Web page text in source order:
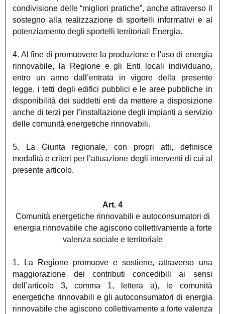
condivisione delle “migliori pratiche”, anche attraverso il
sostegno alla realizzazione di sportelli informativi e al
potenziamento degli sportelli territoriali Energia.
4. Al fine di promuovere la produzione e l'uso di energia
rinnovabile, la Regione e gli Enti locali individuano,
entro un anno dall’entrata in vigore della presente
legge, i tetti degli edifici pubblici e le aree pubbliche in
disponibilità dei suddetti enti da mettere a disposizione
anche di terzi per l’installazione degli impianti a servizio
delle comunità energetiche rinnovabili.
5. La Giunta regionale, con propri atti, definisce
modalità e criteri per l’attuazione degli interventi di cui al
presente articolo.
Art. 4
Comunità energetiche rinnovabili e autoconsumatori di
energia rinnovabile che agiscono collettivamente a forte
valenza sociale e territoriale
1. La Regione promuove e sostiene, attraverso una
maggiorazione dei contributi concedibili ai sensi
dell’articolo 3, comma 1, lettera a), le comunità
energetiche rinnovabili e gli autoconsumatori di energia
rinnovabile che agiscono collettivamente a forte valenza